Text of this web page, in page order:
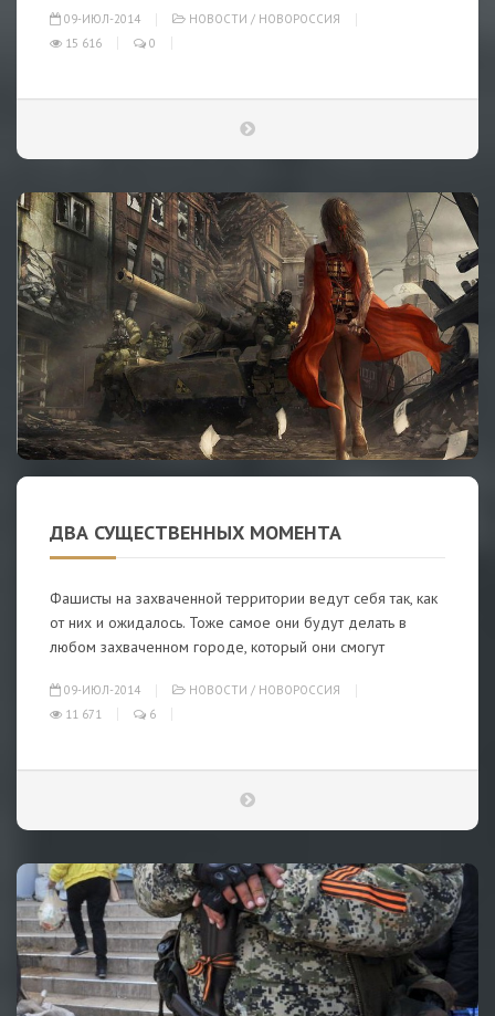
09-ИЮЛ-2014 НОВОСТИ / НОВОРОССИЯ
15 616
0
ДВА СУЩЕСТВЕННЫХ МОМЕНТА
Фашисты на захваченной территории ведут себя так, как
от них и ожидалось. Тоже самое они будут делать в
любом захваченном городе, который они смогут
09-ИЮЛ-2014 НОВОСТИ / НОВОРОССИЯ
11 671
6